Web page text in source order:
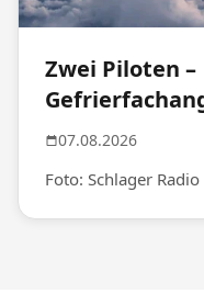
Zwei Piloten –
07.08.2026
Foto: Schlager Radio